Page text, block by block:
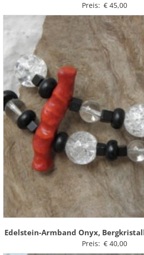
Preis: €45,00
Edelstein-Armband Onyx,
Preis: €40,00